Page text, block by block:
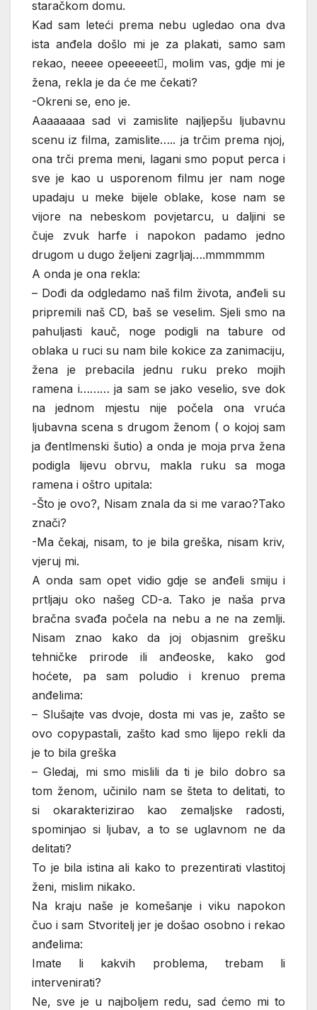
staračkom domu.
Kad sam leteći prema nebu ugledao ona dva
ista anđela došlo mi je za plakati, samo sam
rekao, neeee opeeeeet, molim vas, gdje mi je
žena, rekla je da će me čekati?
-Okreni se, eno je.
Aaaaaaaa sad vi zamislite najljepšu ljubavnu
scenu iz filma, zamislite….. ja trčim prema njoj,
ona trči prema meni, lagani smo poput perca i
sve je kao u usporenom filmu jer nam noge
upadaju u meke bijele oblake, kose nam se
vijore na nebeskom povjetarcu, u daljini se
čuje zvuk harfe i napokon padamo jedno
drugom u dugo željeni zagrljaj….mmmmmm
A onda je ona rekla:
– Dođi da odgledamo naš film života, anđeli su
pripremili naš CD, baš se veselim. Sjeli smo na
pahuljasti kauč, noge podigli na tabure od
oblaka u ruci su nam bile kokice za zanimaciju,
žena je prebacila jednu ruku preko mojih
ramena i……… ja sam se jako veselio, sve dok
na jednom mjestu nije počela ona vruća
ljubavna scena s drugom ženom ( o kojoj sam
ja đentlmenski šutio) a onda je moja prva žena
podigla lijevu obrvu, makla ruku sa moga
ramena i oštro upitala:
-Što je ovo?, Nisam znala da si me varao?Tako
znači?
-Ma čekaj, nisam, to je bila greška, nisam kriv,
vjeruj mi.
A onda sam opet vidio gdje se anđeli smiju i
prtljaju oko našeg CD-a. Tako je naša prva
bračna svađa počela na nebu a ne na zemlji.
Nisam znao kako da joj objasnim grešku
tehničke prirode ili anđeoske, kako god
hoćete, pa sam poludio i krenuo prema
anđelima:
– Slušajte vas dvoje, dosta mi vas je, zašto se
ovo copypastali, zašto kad smo lijepo rekli da
je to bila greška
– Gledaj, mi smo mislili da ti je bilo dobro sa
tom ženom, učinilo nam se šteta to delitati, to
si okarakterizirao kao zemaljske radosti,
spominjao si ljubav, a to se uglavnom ne da
delitati?
To je bila istina ali kako to prezentirati vlastitoj
ženi, mislim nikako.
Na kraju naše je komešanje i viku napokon
čuo i sam Stvoritelj jer je došao osobno i rekao
anđelima:
Imate li kakvih problema, trebam li
intervenirati?
Ne, sve je u najboljem redu, sad ćemo mi to